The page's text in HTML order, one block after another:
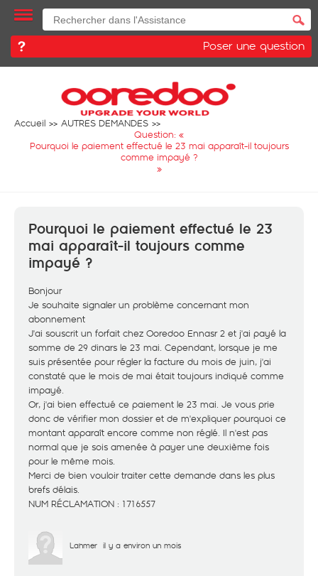
Poser une question
Accueil
AUTRES DEMANDES
Question: «
Pourquoi le paiement effectué le 23 mai apparaît-il toujours
comme impayé ?
»
Pourquoi le paiement effectué le 23
mai apparaît-il toujours comme
impayé ?
Bonjour
Je souhaite signaler un problème concernant mon
abonnement
J'ai souscrit un forfait chez Ooredoo Ennasr 2 et j'ai payé la
somme de 29 dinars le 23 mai. Cependant, lorsque je me
suis présentée pour régler la facture du mois de juin, j'ai
constaté que le mois de mai était toujours indiqué comme
impayé.
Or, j'ai bien effectué ce paiement le 23 mai. Je vous prie
donc de vérifier mon dossier et de m'expliquer pourquoi ce
montant apparaît encore comme non réglé. Il n'est pas
normal que je sois amenée à payer une deuxième fois
pour le même mois.
Merci de bien vouloir traiter cette demande dans les plus
brefs délais.
NUM RÉCLAMATION : 1716557
Lahmer il y a environ un mois